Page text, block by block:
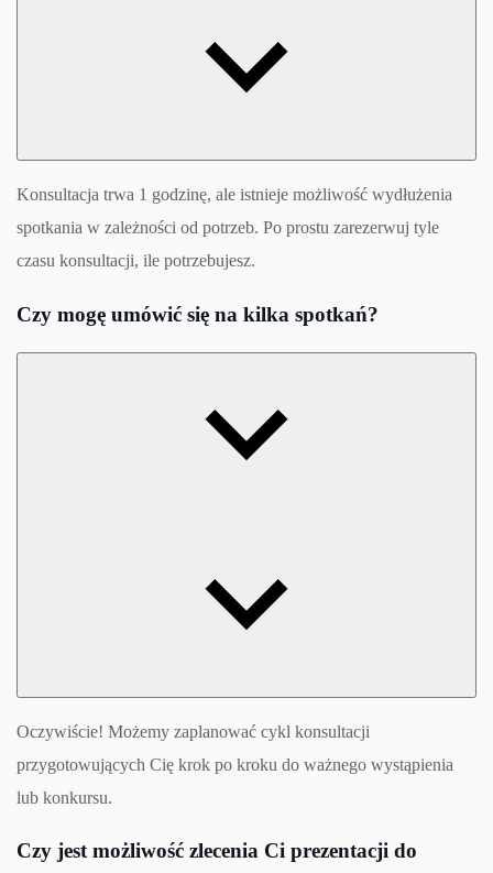
Konsultacja trwa 1 godzinę, ale istnieje możliwość wydłużenia
spotkania w zależności od potrzeb. Po prostu zarezerwuj tyle
czasu konsultacji, ile potrzebujesz.
Czy mogę umówić się na kilka spotkań?
Oczywiście! Możemy zaplanować cykl konsultacji
przygotowujących Cię krok po kroku do ważnego wystąpienia
lub konkursu.
Czy jest możliwość zlecenia Ci prezentacji do